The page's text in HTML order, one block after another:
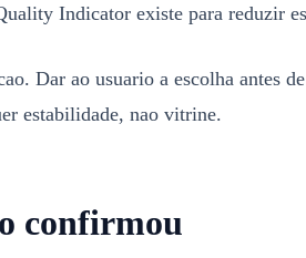
Indicator existe para reduzir
Dar ao usuario a escolha antes
estabilidade, nao vitrine.
confirmou